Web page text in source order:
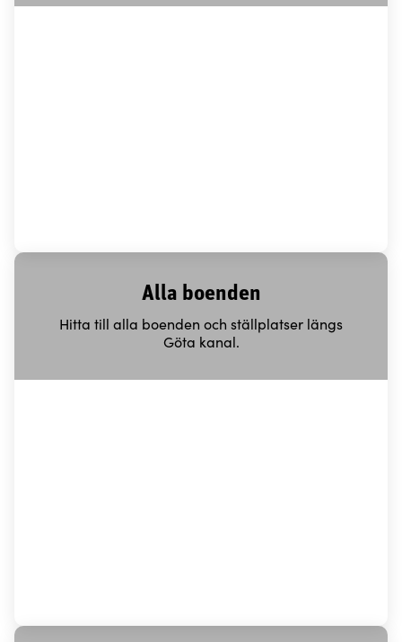
Alla boenden
Hitta till alla boenden och ställplatser längs
Göta kanal.